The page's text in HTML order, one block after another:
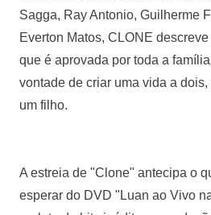
Sagga, Ray Antonio, Guilherme
Everton Matos, CLONE
que é aprovada por toda a
vontade de criar uma vida a
um filho.
A estreia de "Clone" antecipa o
esperar do DVD "Luan ao Vivo